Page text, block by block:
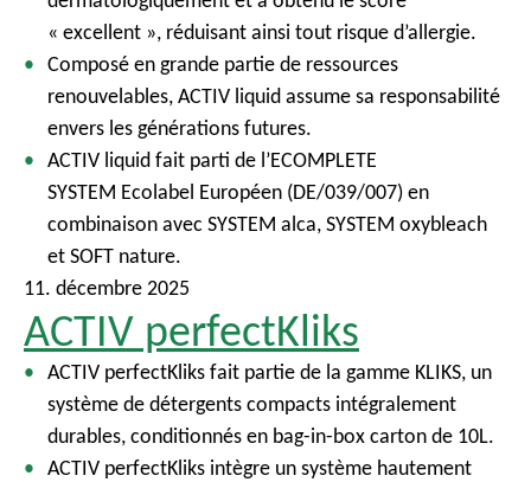
« excellent », réduisant ainsi tout risque d’allergie.
Composé en grande partie de ressources
renouvelables, ACTIV liquid assume sa responsabilité
envers les générations futures.
ACTIV liquid fait parti de l’ECOMPLETE
SYSTEM Ecolabel Européen (DE/039/007) en
combinaison avec SYSTEM alca, SYSTEM oxybleach
et SOFT nature.
11. décembre 2025
ACTIV perfectKliks
ACTIV perfectKliks fait partie de la gamme KLIKS, un
système de détergents compacts intégralement
durables, conditionnés en bag-in-box carton de 10L.
ACTIV perfectKliks intègre un système hautement